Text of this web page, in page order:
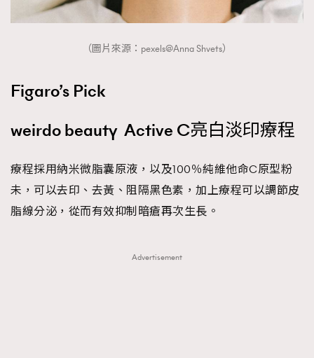
（圖片來源：pexels@Anna Shvets）
Figaro’s Pick
weirdo beauty Active C亮白淡印療程
療程採用納米微脂囊原液，以及100％純維他命C原型粉
未，可以去印、去黃、阻隔黑色素，加上療程可以調節皮
脂線分泌，從而有效抑制暗瘡再次生長。
Advertisement